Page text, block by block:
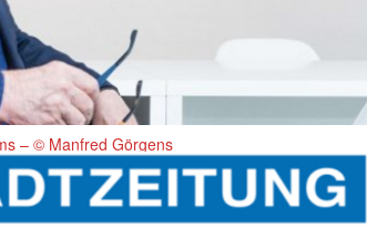
– © Manfred Görgens